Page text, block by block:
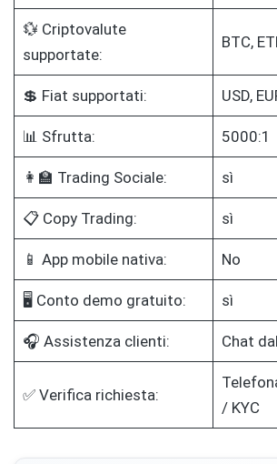
💱 Criptovalute
supportate:
BTC,
💲 Fiat supportati: USD,
📊 Sfrutta: 5000:1
👩‍🏫 Trading Sociale: sì
📋 Copy Trading: sì
📱 App mobile nativa: No
🖥️ Conto demo gratuito: sì
🎧 Assistenza clienti: Chat
✅ Verifica richiesta:
/ KYC